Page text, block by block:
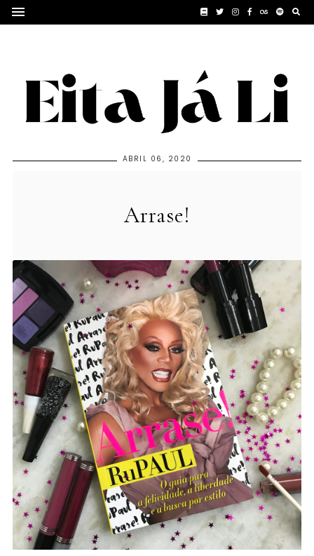
ABRIL 06, 2020
Arrase!